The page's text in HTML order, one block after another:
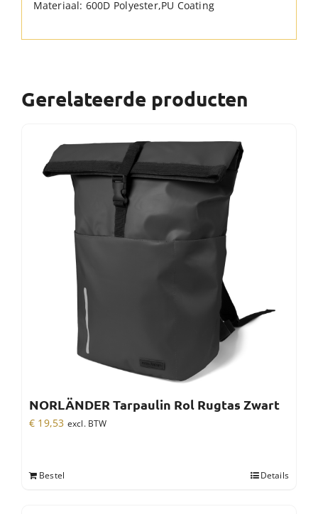
Materiaal: 600D Polyester,PU Coating
Gerelateerde producten
NORLÄNDER Tarpaulin Rol Rugtas Zwart
€ 19,53 excl. BTW
Bestel Details